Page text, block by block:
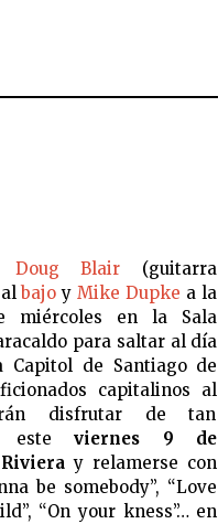
Doug Blair (guitarra
albajo yMike Dupke a la
miércoles en la Sala
para saltar al día
Capitol de Santiago de
capitalinos al
disfrutar de tan
esteviernes 9 de
y relamerse con
be somebody”, “Love
“On your kness”… en